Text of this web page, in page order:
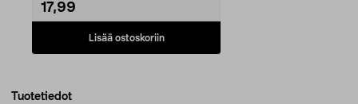
17,99
Lisää ostoskoriin
Tuotetiedot